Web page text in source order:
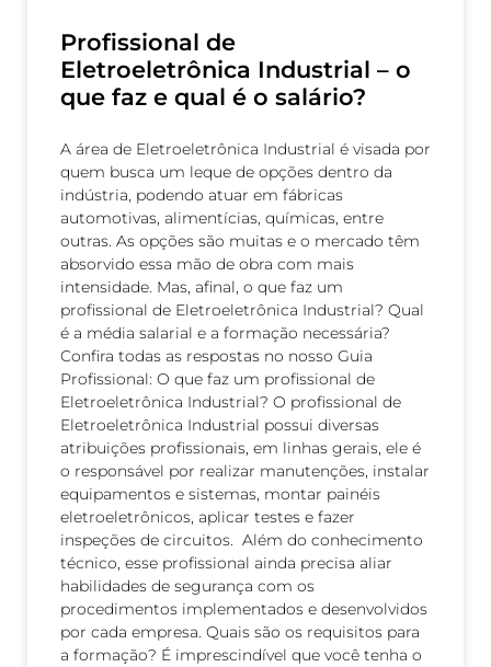
Profissional de
Eletroeletrônica Industrial – o
que faz e qual é o salário?
A área de Eletroeletrônica Industrial é visada por
quem busca um leque de opções dentro da
indústria, podendo atuar em fábricas
automotivas, alimentícias, químicas, entre
outras. As opções são muitas e o mercado têm
absorvido essa mão de obra com mais
intensidade. Mas, afinal, o que faz um
profissional de Eletroeletrônica Industrial? Qual
é a média salarial e a formação necessária?
Confira todas as respostas no nosso Guia
Profissional: O que faz um profissional de
Eletroeletrônica Industrial? O profissional de
Eletroeletrônica Industrial possui diversas
atribuições profissionais, em linhas gerais, ele é
o responsável por realizar manutenções, instalar
equipamentos e sistemas, montar painéis
eletroeletrônicos, aplicar testes e fazer
inspeções de circuitos. Além do conhecimento
técnico, esse profissional ainda precisa aliar
habilidades de segurança com os
procedimentos implementados e desenvolvidos
por cada empresa. Quais são os requisitos para
a formação? É imprescindível que você tenha o